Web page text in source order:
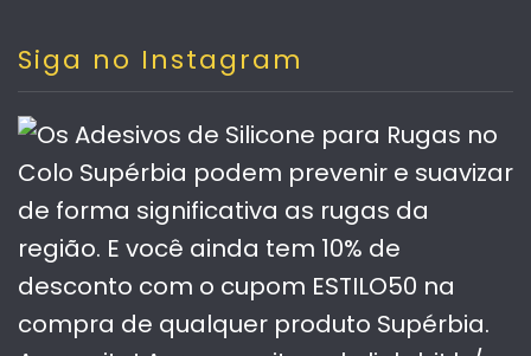
Siga no Instagram